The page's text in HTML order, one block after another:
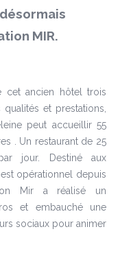
MIR.
cet ancien hôtel trois
et prestations,
peut accueillir 55
. Un restaurant de 25
jour. Destiné aux
opérationnel depuis
Mir a réalisé un
et embauché une
sociaux pour animer